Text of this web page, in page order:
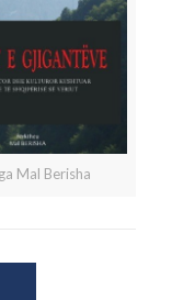
Mal Berisha